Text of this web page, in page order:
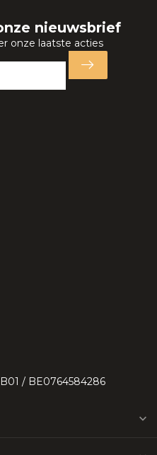
nieuwsbrief
onze laatste acties
/ BE0764584286